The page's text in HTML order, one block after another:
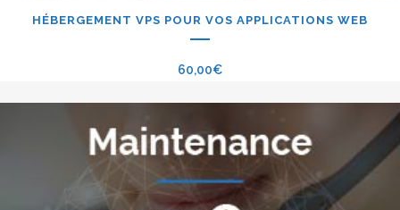
HÉBERGEMENT VPS POUR VOS APPLICATIONS WEB
60,00€